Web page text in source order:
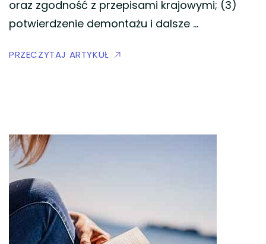
oraz zgodność z przepisami krajowymi; (3)
potwierdzenie demontażu i dalsze …
PRZECZYTAJ ARTYKUŁ